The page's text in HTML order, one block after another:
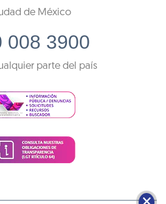
de México
008 3900
parte del país
🗙